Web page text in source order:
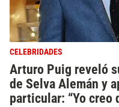
CELEBRIDADES
Arturo Puig reveló
de Selva Alemán y
particular: “Yo creo